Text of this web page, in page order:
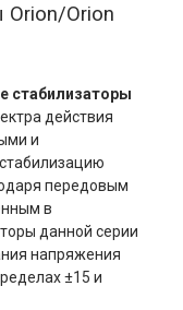
Orion/Orion
стабилизаторы
действия
и
передовым
в
данной серии
напряжения
±15 и